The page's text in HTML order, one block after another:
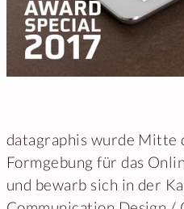
datagraphis wurde Mitte
Formgebung für das
und bewarb sich in der